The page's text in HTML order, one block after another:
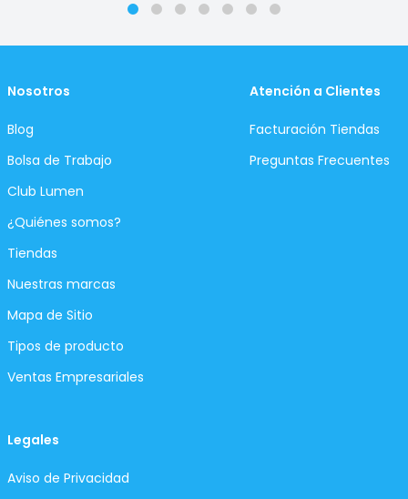
Nosotros
Blog
Bolsa de Trabajo
Club Lumen
¿Quiénes somos?
Tiendas
Nuestras marcas
Mapa de Sitio
Tipos de producto
Ventas Empresariales
Atención a Clientes
Facturación Tiendas
Preguntas Frecuentes
Legales
Aviso de Privacidad